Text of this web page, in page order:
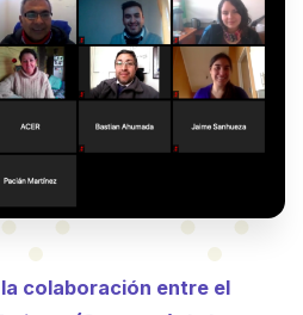
colaboración entre el